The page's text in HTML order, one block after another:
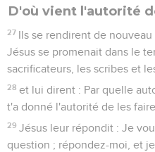
D'où vient l'autorité
27 Ils se rendirent de
Jésus se promenait dans le
sacrificateurs, les scribes et
28 et lui dirent : Par quelle
t'a donné l'autorité de les
29 Jésus leur répondit : Je
question ; répondez-moi, et